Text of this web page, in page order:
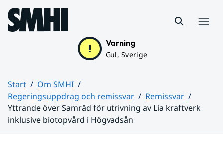
Hoppa till sidans innehåll
Varning
Gul, Sverige
Start
Om SMHI
Regeringsuppdrag och remissvar
Remissvar
Yttrande över Samråd för utrivning av Lia kraftverk
inklusive biotopvård i Högvadsån